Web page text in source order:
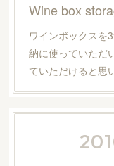
Wine box
ワインボックスを
納に使っていただ
ていただけると思